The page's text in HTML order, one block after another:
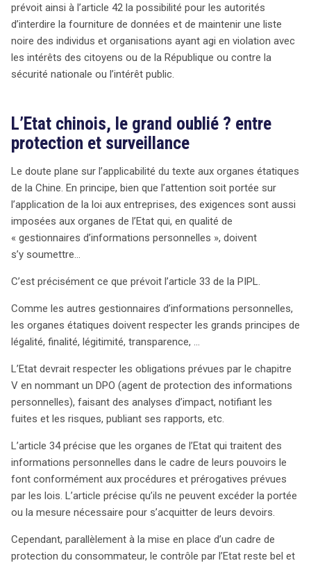
prévoit ainsi à l’article 42 la possibilité pour les autorités
d’interdire la fourniture de données et de maintenir une liste
noire des individus et organisations ayant agi en violation avec
les intérêts des citoyens ou de la République ou contre la
sécurité nationale ou l’intérêt public.
L’Etat chinois, le grand oublié ? entre
protection et surveillance
Le doute plane sur l’applicabilité du texte aux organes étatiques
de la Chine. En principe, bien que l’attention soit portée sur
l’application de la loi aux entreprises, des exigences sont aussi
imposées aux organes de l’Etat qui, en qualité de
« gestionnaires d’informations personnelles », doivent
s’y soumettre…
C’est précisément ce que prévoit l’article 33 de la PIPL.
Comme les autres gestionnaires d’informations personnelles,
les organes étatiques doivent respecter les grands principes de
légalité, finalité, légitimité, transparence, …
L’Etat devrait respecter les obligations prévues par le chapitre
V en nommant un DPO (agent de protection des informations
personnelles), faisant des analyses d’impact, notifiant les
fuites et les risques, publiant ses rapports, etc.
L’article 34 précise que les organes de l’Etat qui traitent des
informations personnelles dans le cadre de leurs pouvoirs le
font conformément aux procédures et prérogatives prévues
par les lois. L’article précise qu’ils ne peuvent excéder la portée
ou la mesure nécessaire pour s’acquitter de leurs devoirs.
Cependant, parallèlement à la mise en place d’un cadre de
protection du consommateur, le contrôle par l’Etat reste bel et